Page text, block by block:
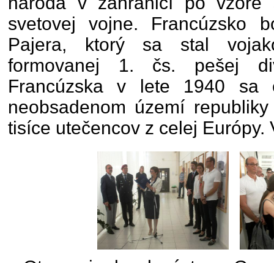
svetovej vojne. Francúzsko
Pajera, ktorý sa stal
formovanej 1. čs. pešej
Francúzska v lete 1940 sa
neobsadenom území
tisíce utečencov z celej Európy.